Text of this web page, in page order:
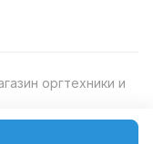
оргтехники и